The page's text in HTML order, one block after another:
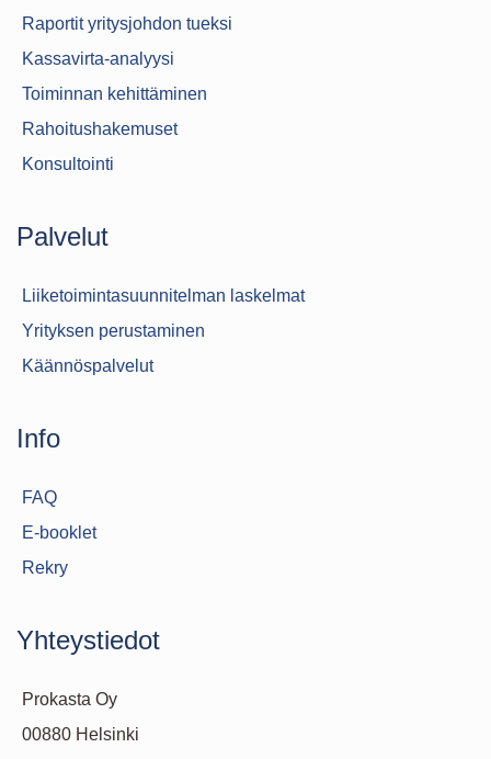
Raportit yritysjohdon tueksi
Kassavirta-analyysi
Toiminnan kehittäminen
Rahoitushakemuset
Konsultointi
Palvelut
Liiketoimintasuunnitelman laskelmat
Yrityksen perustaminen
Käännöspalvelut
Info
FAQ
E-booklet
Rekry
Yhteystiedot
Prokasta Oy
00880 Helsinki